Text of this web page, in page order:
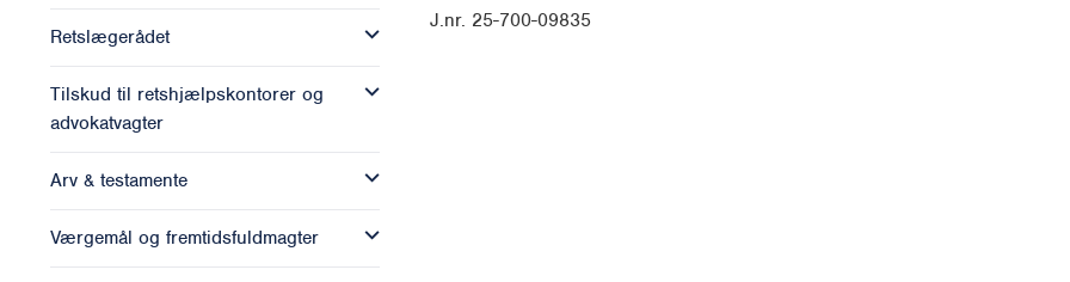
Retslægerådet
Tilskud til retshjælpskontorer og
advokatvagter
Arv & testamente
Værgemål og fremtidsfuldmagter
J.nr. 25-700-09835